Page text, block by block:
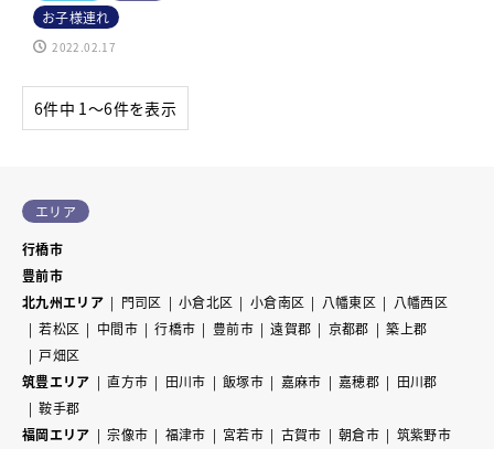
お子様連れ
2022.02.17
6件中 1〜6件を表示
エリア
行橋市
豊前市
北九州エリア
門司区 小倉北区 小倉南区 八幡東区
八幡西区
若松区
中間市 行橋市 豊前市 遠賀郡 京都郡
築上郡
戸畑区
筑豊エリア
直方市 田川市 飯塚市 嘉麻市 嘉穂郡
田川郡
鞍手郡
福岡エリア
宗像市 福津市 宮若市 古賀市 朝倉市
筑紫野市